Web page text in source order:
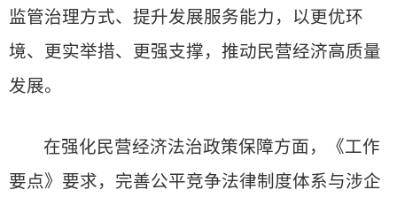
监管治理方式、提升发展服务能力，以更优环
境、更实举措、更强支撑，推动民营经济高质量
发展。
在强化民营经济法治政策保障方面，《工作
要点》要求，完善公平竞争法律制度体系与涉企